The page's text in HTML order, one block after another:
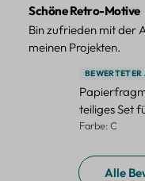
Schöne Retro-Motive
Bin zufrieden mit der
meinen Projekten.
teiliges Set
Farbe: C
Alle